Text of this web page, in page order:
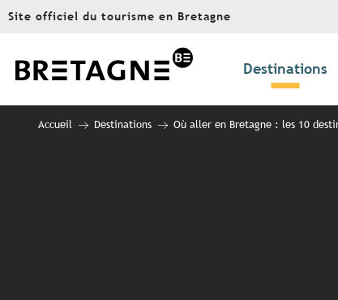
Aller
principal
Site officiel du tourisme en Bretagne
Destinations
Accueil Destinations Où aller en Bretagne : les 10